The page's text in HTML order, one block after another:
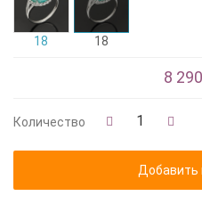
18 18
8
Количество